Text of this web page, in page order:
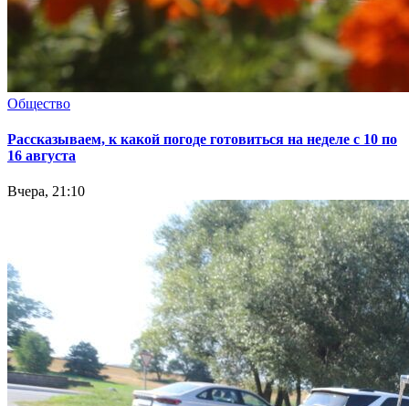
Общество
Рассказываем, к какой погоде готовиться на неделе с 10 по
16 августа
Вчера, 21:10